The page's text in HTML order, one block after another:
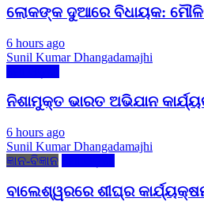
ଲୋକଙ୍କ ଦୁଆରେ ବିଧାୟକ:
6 hours ago
Sunil Kumar Dhangadamajhi
ନିଶାମୁକ୍ତ ଭାରତ ଅଭିଯାନ
6 hours ago
Sunil Kumar Dhangadamajhi
ଜ୍ଞାନ-ବିଜ୍ଞାନ
ବାଲେଶ୍ୱରରେ ଶୀଘ୍ର